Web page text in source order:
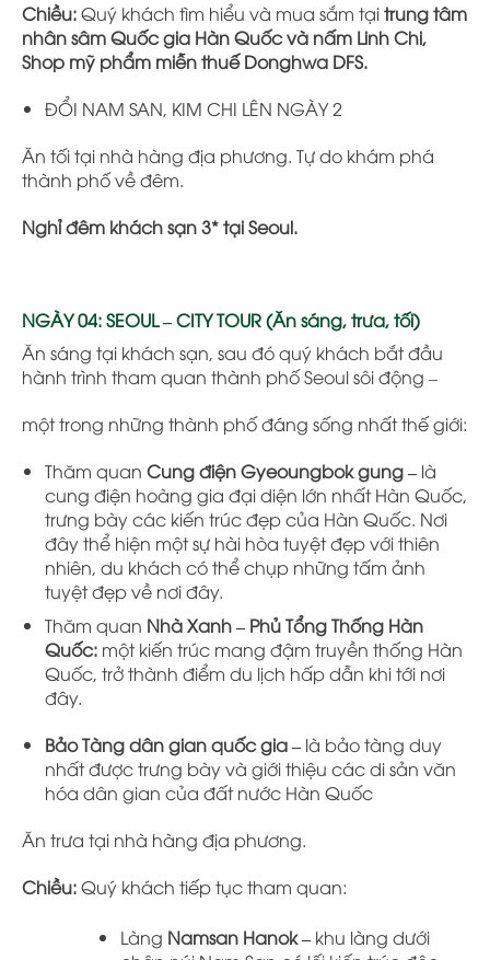
Chiều:Quý khách tìm hiểu và mua sắm tạitrung tâm
nhân sâm Quốc gia Hàn Quốc và nấm Linh Chi,
Shop mỹ phẩm miễn thuế Donghwa DFS.
ĐỔI NAM SAN, KIM CHI LÊN NGÀY 2
Ăn tối tại nhà hàng địa phương. Tự do khám phá
thành phố về đêm.
Nghỉ đêm khách sạn 3* tại Seoul.
NGÀY 04: SEOUL – CITY TOUR (Ăn sáng, trưa, tối)
Ăn sáng tại khách sạn, sau đó quý khách bắt đầu
hành trình tham quan thành phố Seoul sôi động –
một trong những thành phố đáng sống nhất thế giới:
Thăm quan Cung điện Gyeoungbok gung – là
cung điện hoàng gia đại diện lớn nhất Hàn Quốc,
trưng bày các kiến trúc đẹp của Hàn Quốc. Nơi
đây thể hiện một sự hài hòa tuyệt đẹp với thiên
nhiên, du khách có thể chụp những tấm ảnh
tuyệt đẹp về nơi đây.
Thăm quan Nhà Xanh – Phủ Tổng Thống Hàn
Quốc: một kiến trúc mang đậm truyền thống Hàn
Quốc, trở thành điểm du lịch hấp dẫn khi tới nơi
đây.
Bảo Tàng dân gian quốc gia – là bảo tàng duy
nhất được trưng bày và giới thiệu các di sản văn
hóa dân gian của đất nước Hàn Quốc
Ăn trưa tại nhà hàng địa phương.
Chiều:Quý khách tiếp tục tham quan:
Làng Namsan Hanok– khu làng dưới